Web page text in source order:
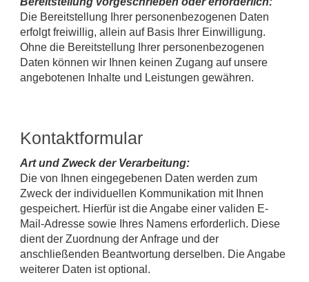
Die Bereitstellung Ihrer personenbezogenen Daten
erfolgt freiwillig, allein auf Basis Ihrer Einwilligung.
Ohne die Bereitstellung Ihrer personenbezogenen
Daten können wir Ihnen keinen Zugang auf unsere
angebotenen Inhalte und Leistungen gewähren.
Kontaktformular
Art und Zweck der Verarbeitung:
Die von Ihnen eingegebenen Daten werden zum
Zweck der individuellen Kommunikation mit Ihnen
gespeichert. Hierfür ist die Angabe einer validen E-
Mail-Adresse sowie Ihres Namens erforderlich. Diese
dient der Zuordnung der Anfrage und der
anschließenden Beantwortung derselben. Die Angabe
weiterer Daten ist optional.